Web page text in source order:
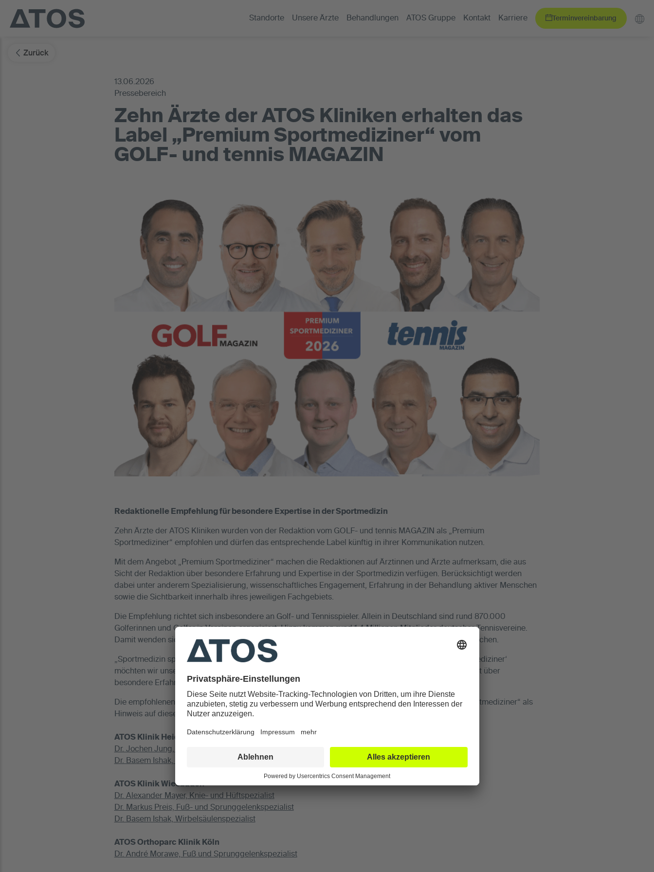
Standorte Unsere Ärzte Behandlungen ATOS Gruppe Kontakt Karriere Terminvereinbarung
Zurück
13.06.2026
Pressebereich
Zehn Ärzte der ATOS Kliniken erhalten das
Label „Premium Sportmediziner“ vom
GOLF- und tennis MAGAZIN
Redaktionelle Empfehlung für besondere Expertise in der Sportmedizin
Zehn Ärzte der ATOS Kliniken wurden von der Redaktion vom GOLF- und tennis MAGAZIN als „Premium
Sportmediziner“ empfohlen und dürfen das entsprechende Label künftig in ihrer Kommunikation nutzen.
Mit dem Angebot „Premium Sportmediziner“ machen die Redaktionen auf Ärztinnen und Ärzte aufmerksam, die aus
Sicht der Redaktion über besondere Erfahrung und Expertise in der Sportmedizin verfügen. Berücksichtigt werden
dabei unter anderem Spezialisierung, wissenschaftliches Engagement, Erfahrung in der Behandlung aktiver Menschen
sowie die Sichtbarkeit innerhalb ihres jeweiligen Fachgebiets.
Die Empfehlung richtet sich insbesondere an Golf- und Tennisspieler. Allein in Deutschland sind rund 870.000
Golferinnen und Golfer in Vereinen organisiert. Hinzu kommen rund 1,4 Millionen Mitglieder deutscher Tennisvereine.
Damit wenden sich die Plattformen an eine sportlich aktive Zielgruppe von mehr als 2,2 Millionen Menschen.
„Sportmedizin spielt für viele Freizeit- und Leistungssportler eine wichtige Rolle. Mit ‚Premium Sportmediziner‘
möchten wir unseren Leserinnen und Lesern Ärztinnen und Ärzte vorstellen, die aus redaktioneller Sicht über
besondere Erfahrung und Expertise verfügen“, erklärt die Redaktion von GOLF MAGAZIN.
Die empfohlenen Mediziner werden auf der Plattform vorgestellt und können das Label „Premium Sportmediziner“ als
Hinweis auf diese redaktionelle Empfehlung verwenden. Bei den ATOS-Kliniken ausgezeichnete Ärzte:
ATOS Klinik Heidelberg
Dr. Jochen Jung, Endoprothetik-Spezialist
Dr. Basem Ishak, Wirbelsäulenspezialist
ATOS Klinik Wiesbaden
Dr. Alexander Mayer, Knie- und Hüftspezialist
Dr. Markus Preis, Fuß- und Sprunggelenkspezialist
Dr. Basem Ishak, Wirbelsäulenspezialist
ATOS Orthoparc Klinik Köln
Dr. André Morawe, Fuß und Sprunggelenkspezialist